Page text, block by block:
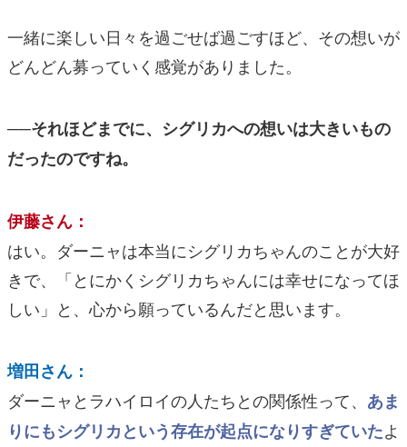
一緒に楽しい日々を過ごせば過ごすほど、その想いが
どんどん募っていく感覚がありました。
──それほどまでに、シグリカへの想いは大きいもの
だったのですね。
伊藤さん：
はい。ダーニャは本当にシグリカちゃんのことが大好
きで、「とにかくシグリカちゃんには幸せになってほ
しい」と、心から願っているんだと思います。
増田さん：
ダーニャとラハイロイの人たちとの関係性って、 あま
りにもシグリカという存在が起点になりすぎていたよ